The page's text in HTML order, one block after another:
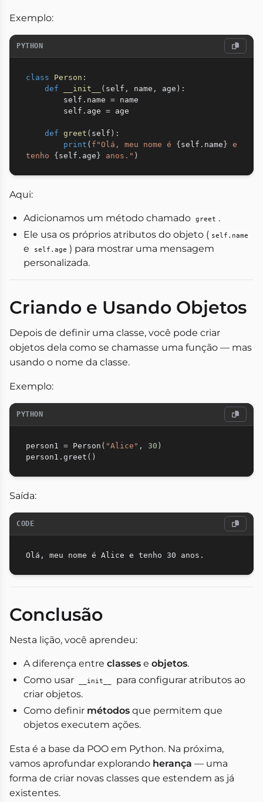
Exemplo:
PYTHON
class Person :
def
__init__ ( self , name , age ) :
        self
. name = name
        self
. age = age
def greet ( self ) :
print ( f"Olá, meu nome é { self . name } e
tenho { self . age } anos." )
Aqui:
Adicionamos um método chamado greet .
Ele usa os próprios atributos do objeto ( self.name
e self.age ) para mostrar uma mensagem
personalizada.
Criando e Usando Objetos
Depois de definir uma classe, você pode criar
objetos dela como se chamasse uma função — mas
usando o nome da classe.
Exemplo:
PYTHON
person1 = Person ( "Alice" , 30 )
person1 . greet ( )
Saída:
CODE
Conclusão
Nesta lição, você aprendeu:
A diferença entre classes e objetos.
Como usar
__init__
para configurar atributos ao
criar objetos.
Como definir métodos que permitem que
objetos executem ações.
Esta é a base da POO em Python. Na próxima,
vamos aprofundar explorando herança — uma
forma de criar novas classes que estendem as já
existentes.